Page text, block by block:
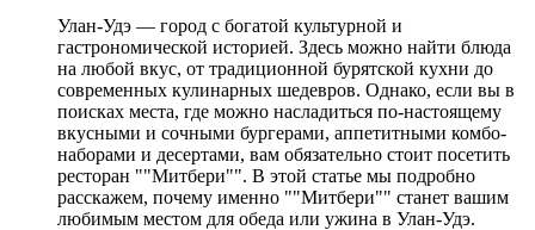
Улан-Удэ — город с богатой культурной и
гастрономической историей. Здесь можно найти блюда
на любой вкус, от традиционной бурятской кухни до
современных кулинарных шедевров. Однако, если вы в
поисках места, где можно насладиться по-настоящему
вкусными и сочными бургерами, аппетитными комбо-
наборами и десертами, вам обязательно стоит посетить
ресторан ""Митбери"". В этой статье мы подробно
расскажем, почему именно ""Митбери"" станет вашим
любимым местом для обеда или ужина в Улан-Удэ.